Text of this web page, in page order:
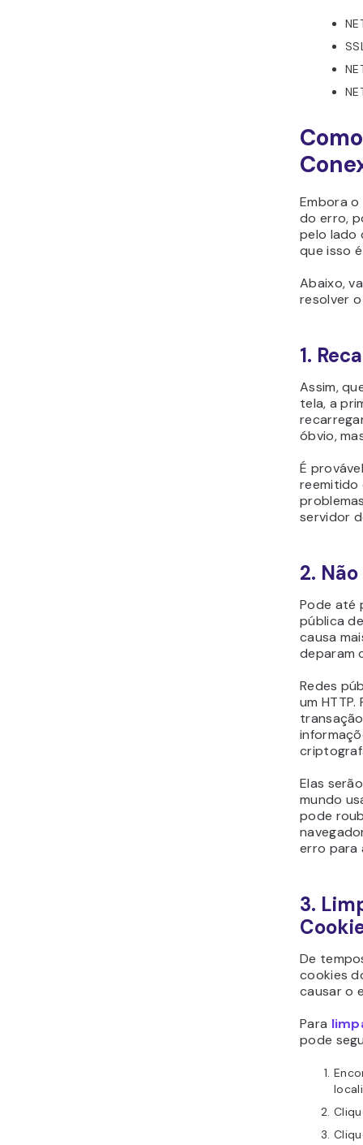
Embora
do erro,
pelo lado
que isso
Abaixo,
resolver
1.
Assim,
tela, a
óbvio,
É
reemitido
servidor
2.
Pode até
pública
causa
deparam
Redes
um
Elas
mundo
pode
erro para
3.
De
cookies
causar o
Para
pode